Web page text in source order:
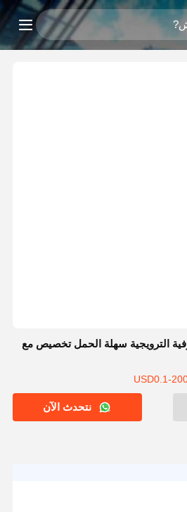
الترويجية سهلة الحمل تخصيص مع
نتحدث الآن